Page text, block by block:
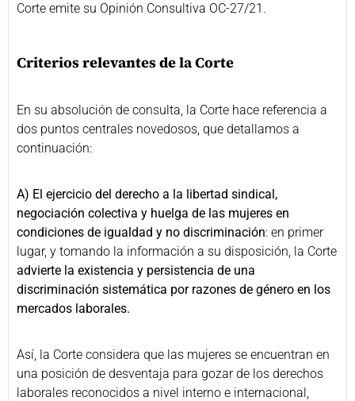
Corte emite su Opinión Consultiva OC-27/21.
Criterios relevantes de la Corte
En su absolución de consulta, la Corte hace referencia a
dos puntos centrales novedosos, que detallamos a
continuación:
A) El ejercicio del derecho a la libertad sindical,
negociación colectiva y huelga de las mujeres en
condiciones de igualdad y no discriminación: en primer
lugar, y tomando la información a su disposición, la Corte
advierte la existencia y persistencia de una
discriminación sistemática por razones de género en los
mercados laborales.
Así, la Corte considera que las mujeres se encuentran en
una posición de desventaja para gozar de los derechos
laborales reconocidos a nivel interno e internacional,